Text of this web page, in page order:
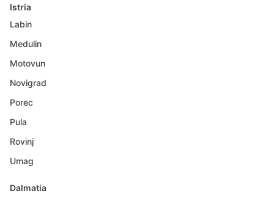
Istria
Labin
Medulin
Motovun
Novigrad
Porec
Pula
Rovinj
Umag
Dalmatia